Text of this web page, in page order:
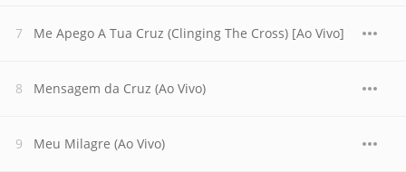
Me Apego A Tua Cruz (Clinging The Cross) [Ao Vivo]
Mensagem da Cruz (Ao Vivo)
Meu Milagre (Ao Vivo)